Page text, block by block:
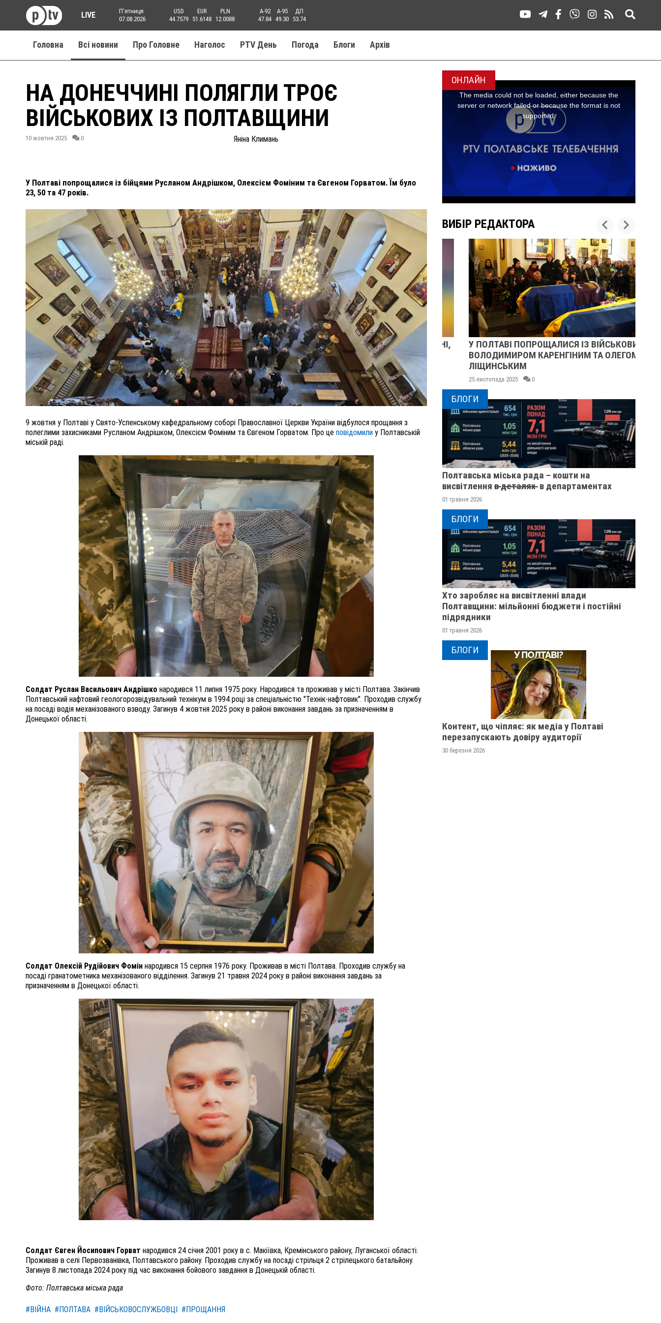
LIVE
Пʼятниця
07.08.2026
USD
44.7579
EUR
51.6148
PLN
12.0088
A-92
47.84
A-95
49.30
ДП
53.74
Головна Всі новини Про Головне Наголос PTV День Погода Блоги Aрхів
НА ДОНЕЧЧИНІ ПОЛЯГЛИ ТРОЄ
ВІЙСЬКОВИХ ІЗ ПОЛТАВЩИНИ
10 жовтня 2025 0 Яніна Климань
У Полтаві попрощалися із бійцями Русланом Андрішком, Олексієм Фоміним та Євгеном Горватом. Їм було
23, 50 та 47 років.
9 жовтня у Полтаві у Свято-Успенському кафедральному соборі Православної Церкви України відбулося прощання з
полеглими захисниками Русланом Андрішком, Олексієм Фоміним та Євгеном Горватом. Про це повідомили у Полтавській
міській раді.
Солдат Руслан Васильович Андрішко народився 11 липня 1975 року. Народився та проживав у місті Полтава. Закінчив
Полтавський нафтовий геологорозвідувальний технікум в 1994 році за спеціальністю "Технік-нафтовик". Проходив службу
на посаді водія механізованого взводу. Загинув 4 жовтня 2025 року в районі виконання завдань за призначенням в
Донецької області.
Солдат Олексій Рудійович Фомін народився 15 серпня 1976 року. Проживав в місті Полтава. Проходив службу на
посаді гранатометника механізованого відділення. Загинув 21 травня 2024 року в районі виконання завдань за
призначенням в Донецької області.
Солдат Євген Йосипович Горват народився 24 січня 2001 року в с. Макіївка, Кремінського району, Луганської області.
Проживав в селі Первозванівка, Полтавського району. Проходив службу на посаді стрільця 2 стрілецького батальйону.
Загинув 8 листопада 2024 року під час виконання бойового завдання в Донецькій області.
Фото: Полтавська міська рада
#ВІЙНА #ПОЛТАВА #ВІЙСЬКОВОСЛУЖБОВЦІ #ПРОЩАННЯ
ОНЛАЙН
ВИБІР РЕДАКТОРА
ПОЛІЦІЯ ПОЛТАВЩИНИ РОЗШУКУЄ 62-РІЧНУ
ЛЮДМИЛУ ТИМЧЕНКО
26 листопада 2025 0
ВНАСЛІДОК ПОРАНЕНЬ, ОТРИМАНИХ НА ВІЙНІ,
ПОМЕР ВОЇН ЮРІЙ ВОЙТИК
25 листопада 2025 0
У ПОЛТАВІ ПОПРОЩАЛИСЯ ІЗ ВІЙСЬКОВИМИ
ВОЛОДИМИРОМ КАРЕНГІНИМ ТА ОЛЕГОМ
ЛІЩИНСЬКИМ
25 листопада 2025 0
БЛОГИ
Полтавська міська рада – кошти на
висвітлення в̶ ̶д̶е̶т̶а̶л̶я̶х̶ ̶ в департаментах
01 травня 2026
БЛОГИ
Хто заробляє на висвітленні влади
Полтавщини: мільйонні бюджети і постійні
підрядники
01 травня 2026
БЛОГИ
Контент, що чіпляє: як медіа у Полтаві
перезапускають довіру аудиторії
30 березня 2026